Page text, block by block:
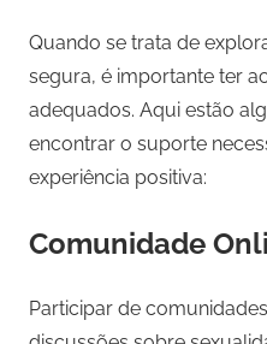
Quando se trata de
segura, é importante ter
adequados. Aqui estão
encontrar o suporte
experiência positiva:
Comunidade
Participar de